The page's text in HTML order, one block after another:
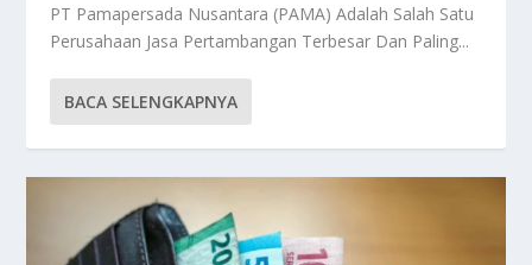
PT Pamapersada Nusantara (PAMA) Adalah Salah Satu
Perusahaan Jasa Pertambangan Terbesar Dan Paling...
BACA SELENGKAPNYA